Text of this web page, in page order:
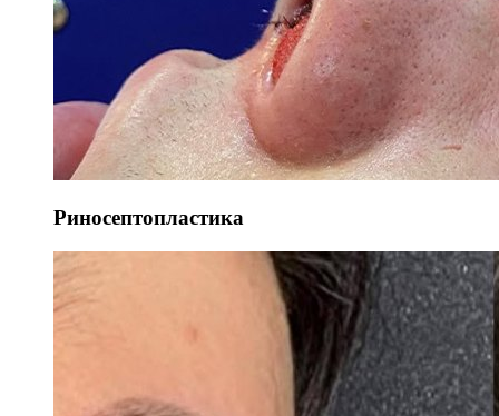
Риносептопластика